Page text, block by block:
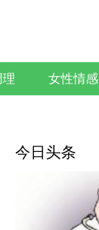
理 女性情感
今日头条